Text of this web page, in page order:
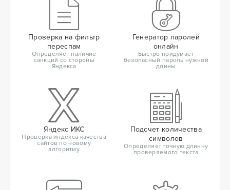
Проверка на фильтр
переспам
Определяет наличие
санкций со стороны
Яндекса
Генератор паролей
онлайн
Быстро придумает
безопасный пароль нужной
длины
Яндекс ИКС
Проверка индекса качества
сайтов по новому
алгоритму
Подсчет количества
символов
Определяет точную длинну
проверяемого текста